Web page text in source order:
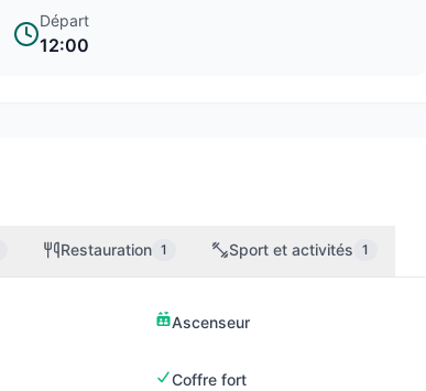
Départ
12:00
Restauration 1 Sport et activités 1
Ascenseur
Coffre fort